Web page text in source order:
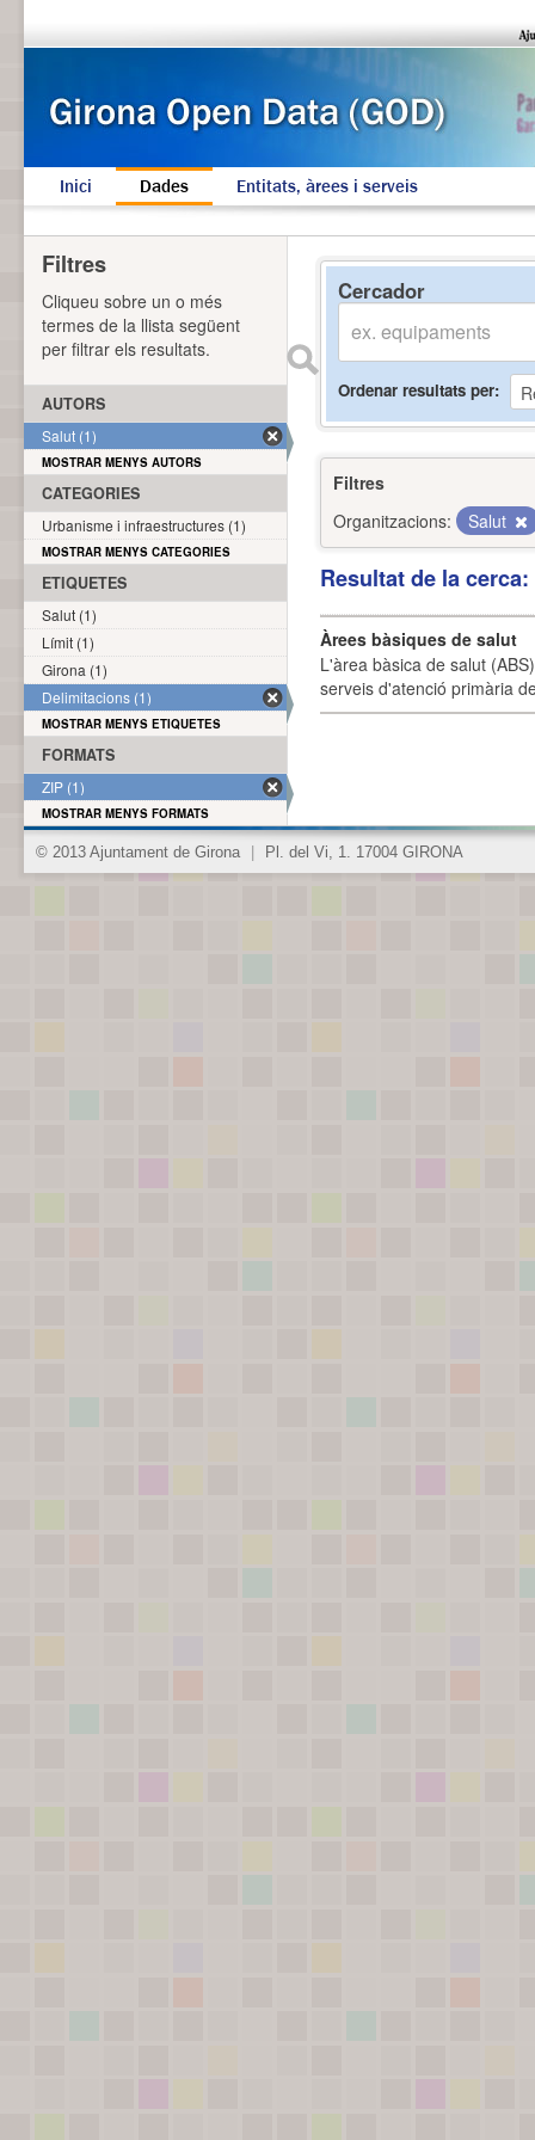
Inici Dades Entitats, àrees i serveis
Cercador
Ordenar resultats per
Filtres
Organitzacions:
Salut
Resultat de la
Àrees bàsiques de salut
L'àrea bàsica de salut
serveis d'atenció primària
Filtres
Cliqueu sobre un o més
termes de la llista següent
per filtrar els resultats.
AUTORS
Salut (1)
MOSTRAR MENYS AUTORS
CATEGORIES
Urbanisme i infraestructures (1)
MOSTRAR MENYS CATEGORIES
ETIQUETES
Salut (1)
Límit (1)
Girona (1)
Delimitacions (1)
MOSTRAR MENYS ETIQUETES
FORMATS
ZIP (1)
MOSTRAR MENYS FORMATS
© 2013 Ajuntament de Girona Pl. del Vi, 1. 17004 GIRONA